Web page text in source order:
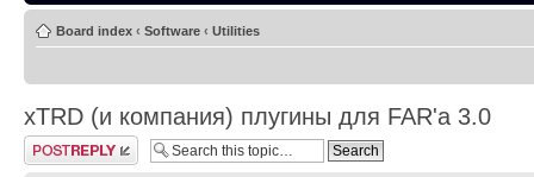
Board index ‹ Software ‹ Utilities
xTRD (и компания) плугины для FAR'а 3.0
Post a reply